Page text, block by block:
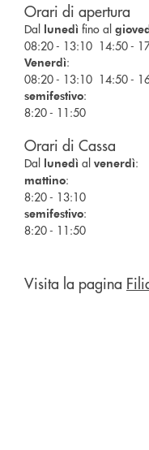
Orari di apertura
Dal lunedì fino al
08:20 - 13:10
Venerdì:
08:20 - 13:10 14:50 -
semifestivo:
8:20 - 11:50
Orari di Cassa
Dal lunedì al venerdì:
mattino:
8:20 - 13:10
semifestivo:
8:20 - 11:50
Visita la pagina